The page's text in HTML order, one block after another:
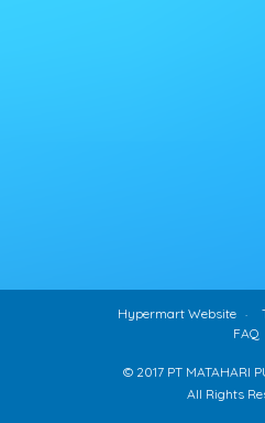
Hypermart Website
FAQ
© 2017 PT MATAHARI
All Rights